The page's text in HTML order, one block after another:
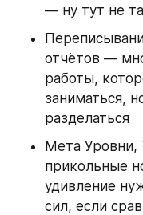
— ну тут не
отчётов —
работы,
заниматься,
разделаться
Мета Уровни,
прикольные
удивление
сил, если